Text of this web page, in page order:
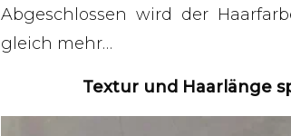
Abgeschlossen wird der
gleich mehr…
Textur und Haarlänge